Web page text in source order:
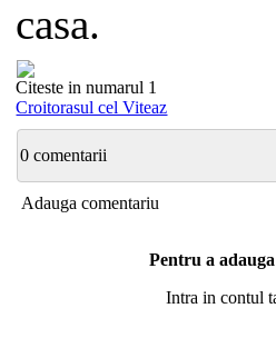
casa.
Citeste in numarul 1
Croitorasul cel Viteaz
0 comentarii
Adauga comentariu
Pentru a
Intra in contul